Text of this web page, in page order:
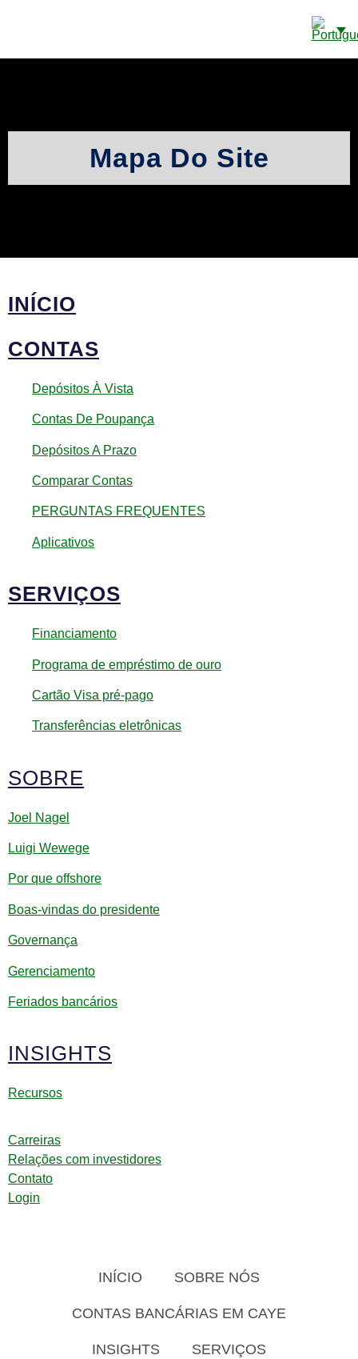
Mapa Do Site
INÍCIO
CONTAS
Depósitos À Vista
Contas De Poupança
Depósitos A Prazo
Comparar Contas
PERGUNTAS FREQUENTES
Aplicativos
SERVIÇOS
Financiamento
Programa de empréstimo de ouro
Cartão Visa pré-pago
Transferências eletrônicas
SOBRE
Joel Nagel
Luigi Wewege
Por que offshore
Boas-vindas do presidente
Governança
Gerenciamento
Feriados bancários
INSIGHTS
Recursos
Carreiras
Relações com investidores
Contato
Login
INÍCIO SOBRE NÓS
CONTAS BANCÁRIAS EM CAYE
INSIGHTS SERVIÇOS